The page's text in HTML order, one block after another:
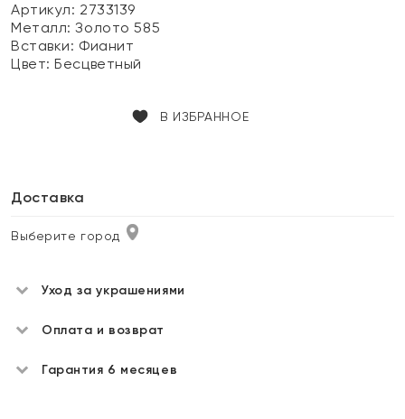
Артикул: 2733139
Металл:Золото 585
Вставки: Фианит
Цвет:Бесцветный
В ИЗБРАННОЕ
Доставка
Выберите город
Уход за украшениями
Оплата и возврат
Гарантия 6 месяцев